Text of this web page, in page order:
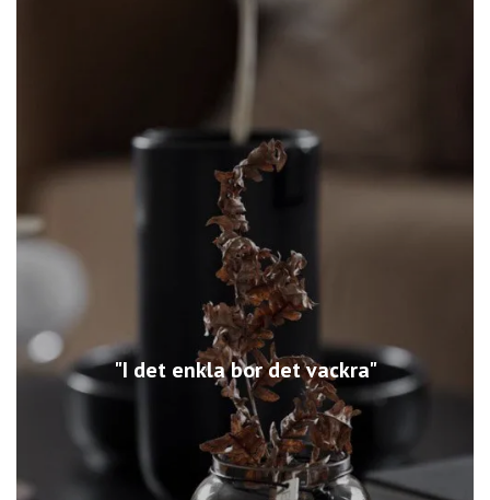
"I det enkla bor det vackra"